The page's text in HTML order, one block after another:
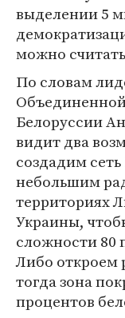
выделении 5
можно
По словам
Белоруссии
видит два
создадим
небольшим
территориях
Украины,
сложности 80
Либо откроем
тогда зона
процентов